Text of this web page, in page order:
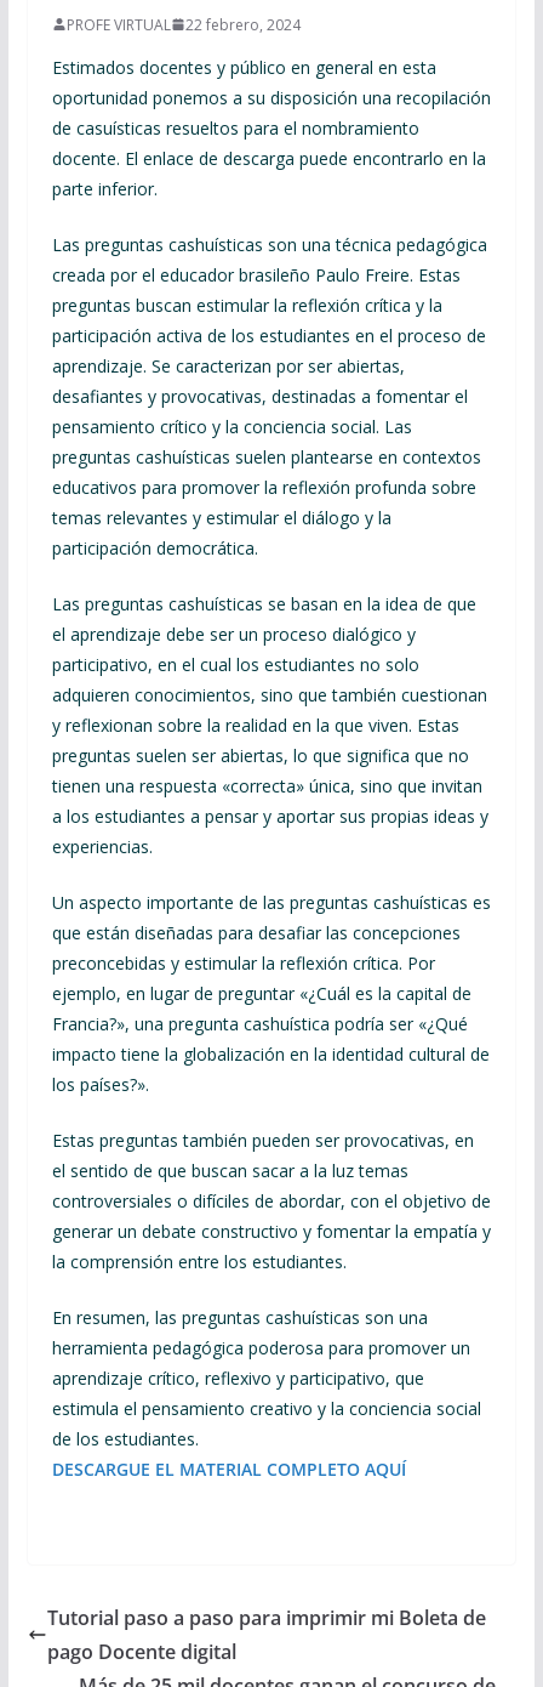
PROFE VIRTUAL 22 febrero, 2024
Estimados docentes y público en general en esta
oportunidad ponemos a su disposición una recopilación
de casuísticas resueltos para el nombramiento
docente. El enlace de descarga puede encontrarlo en la
parte inferior.
Las preguntas cashuísticas son una técnica pedagógica
creada por el educador brasileño Paulo Freire. Estas
preguntas buscan estimular la reflexión crítica y la
participación activa de los estudiantes en el proceso de
aprendizaje. Se caracterizan por ser abiertas,
desafiantes y provocativas, destinadas a fomentar el
pensamiento crítico y la conciencia social. Las
preguntas cashuísticas suelen plantearse en contextos
educativos para promover la reflexión profunda sobre
temas relevantes y estimular el diálogo y la
participación democrática.
Las preguntas cashuísticas se basan en la idea de que
el aprendizaje debe ser un proceso dialógico y
participativo, en el cual los estudiantes no solo
adquieren conocimientos, sino que también cuestionan
y reflexionan sobre la realidad en la que viven. Estas
preguntas suelen ser abiertas, lo que significa que no
tienen una respuesta «correcta» única, sino que invitan
a los estudiantes a pensar y aportar sus propias ideas y
experiencias.
Un aspecto importante de las preguntas cashuísticas es
que están diseñadas para desafiar las concepciones
preconcebidas y estimular la reflexión crítica. Por
ejemplo, en lugar de preguntar «¿Cuál es la capital de
Francia?», una pregunta cashuística podría ser «¿Qué
impacto tiene la globalización en la identidad cultural de
los países?».
Estas preguntas también pueden ser provocativas, en
el sentido de que buscan sacar a la luz temas
controversiales o difíciles de abordar, con el objetivo de
generar un debate constructivo y fomentar la empatía y
la comprensión entre los estudiantes.
En resumen, las preguntas cashuísticas son una
herramienta pedagógica poderosa para promover un
aprendizaje crítico, reflexivo y participativo, que
estimula el pensamiento creativo y la conciencia social
de los estudiantes.
DESCARGUE EL MATERIAL COMPLETO AQUÍ
Tutorial paso a paso para imprimir mi Boleta de
pago Docente digital